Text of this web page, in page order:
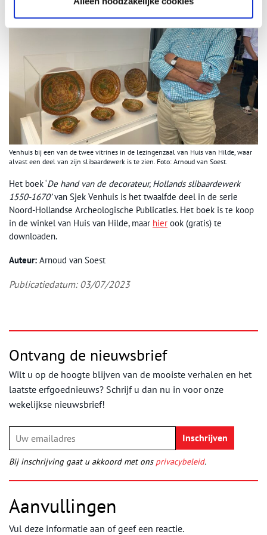
Venhuis bij een van de twee vitrines in de lezingenzaal van Huis van Hilde, waar
alvast een deel van zijn slibaardewerk is te zien. Foto: Arnoud van Soest.
Het boek ‘De hand van de decorateur, Hollands slibaardewerk
1550-1670’van Sjek Venhuis is het twaalfde deel in de serie
Noord-Hollandse Archeologische Publicaties. Het boek is te koop
in de winkel van Huis van Hilde, maar hier ook (gratis) te
downloaden.
Auteur: Arnoud van Soest
Publicatiedatum: 03/07/2023
Ontvang de nieuwsbrief
Wilt u op de hoogte blijven van de mooiste verhalen en het
laatste erfgoednieuws? Schrijf u dan nu in voor onze
wekelijkse nieuwsbrief!
Bij inschrijving gaat u akkoord met ons privacybeleid.
Aanvullingen
Vul deze informatie aan of geef een reactie.